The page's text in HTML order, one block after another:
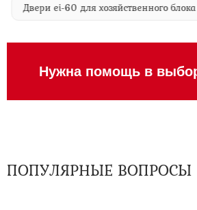
Двери ei-60 для хозяйственного
Нужна помощь в
ПОПУЛЯРНЫЕ ВОПРОСЫ